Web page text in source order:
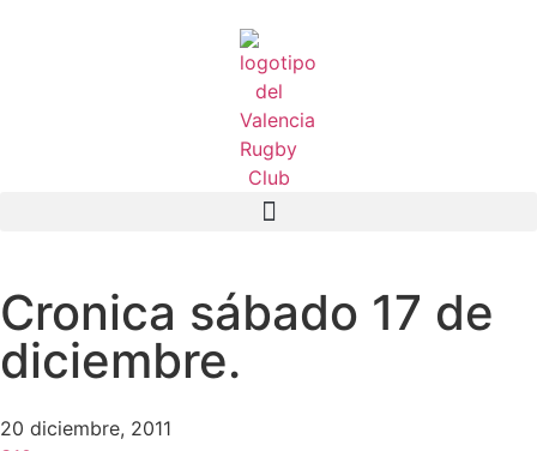
Cronica sábado 17 de
diciembre.
20 diciembre, 2011